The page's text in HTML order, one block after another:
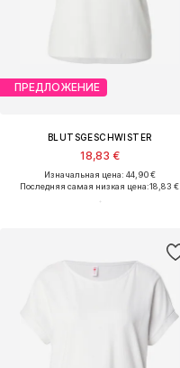
ПРЕДЛОЖЕНИЕ
BLUTSGESCHWISTER
18,83 €
Изначальная цена: 44,90 €
Последняя самая низкая цена:18,83 €